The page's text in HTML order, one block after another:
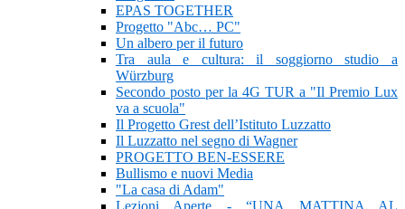
EPAS TOGETHER
Progetto "Abc… PC"
Un albero per il futuro
Tra aula e cultura: il soggiorno studio a
Würzburg
Secondo posto per la 4G TUR a "Il Premio Lux
va a scuola"
Il Progetto Grest dell’Istituto Luzzatto
Il Luzzatto nel segno di Wagner
PROGETTO BEN-ESSERE
Bullismo e nuovi Media
"La casa di Adam"